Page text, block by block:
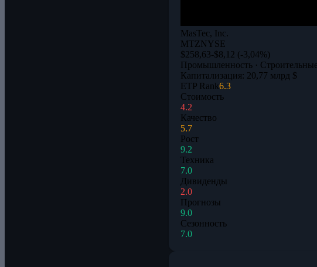
MasTec, Inc.
MTZNYSE
$258,63-$8,12 (-3,04%)
Промышленность ·
Капитализация: 20,77 млрд $
ETP Rank6.3
Стоимость
4.2
Качество
5.7
Рост
9.2
Техника
7.0
Дивиденды
2.0
Прогнозы
9.0
Сезонность
7.0